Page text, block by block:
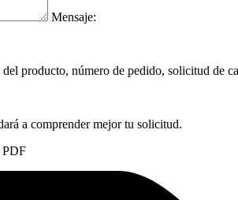
Mensaje:
producto, número de pedido, solicitud de
a comprender mejor tu solicitud.
PDF